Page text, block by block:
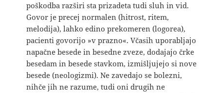
poškodba razširi sta prizadeta tudi sluh in vid.
Govor je precej normalen (hitrost, ritem,
melodija), lahko edino prekomeren (logorea),
pacienti govorijo »v prazno«. Včasih uporabljajo
napačne besede in besedne zveze, dodajajo črke
besedam in besede stavkom, izmišljujejo si nove
besede (neologizmi). Ne zavedajo se bolezni,
nihče jih ne razume, tudi oni drugih ne